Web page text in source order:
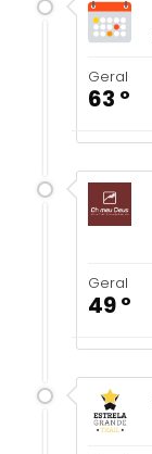
Geral
63 º
Geral
49 º